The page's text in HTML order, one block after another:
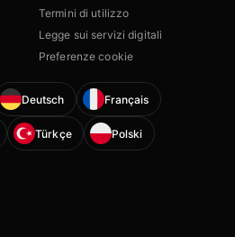
Termini di utilizzo
Legge sui servizi digitali
Preferenze cookie
Deutsch Français
Türkçe Polski